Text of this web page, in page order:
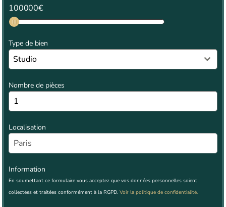
100000€
Type de bien
Studio
Nombre de pièces
Localisation
Information
En soumettant ce formulaire vous acceptez que vos données personnelles soient
collectées et traitées conformément à la RGPD.Voir la politique de confidentialité.